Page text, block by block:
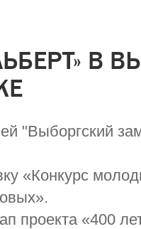
В
"Выборгский
«Конкурс
проекта «400